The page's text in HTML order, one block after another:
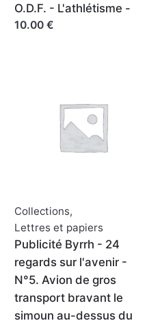
O.D.F. - L'athlétisme -
10.00 €
Collections,
Lettres et papiers
Publicité Byrrh - 24
regards sur l'avenir -
N°5. Avion de gros
transport bravant le
simoun au-dessus du